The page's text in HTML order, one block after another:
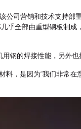
公司营销和技术支持
全部由重型钢板制成
钢的焊接性能，另外也
，是因为“我们非常在